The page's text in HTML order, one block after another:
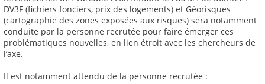
DV3F (fichiers fonciers, prix des logements) et Géorisques
(cartographie des zones exposées aux risques) sera notamment
conduite par la personne recrutée pour faire émerger ces
problématiques nouvelles, en lien étroit avec les chercheurs de
l’axe.
Il est notamment attendu de la personne recrutée :